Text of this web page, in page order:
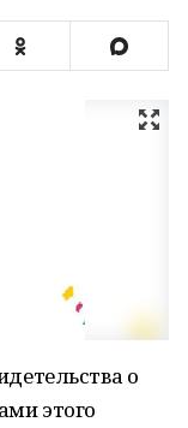
о
этого